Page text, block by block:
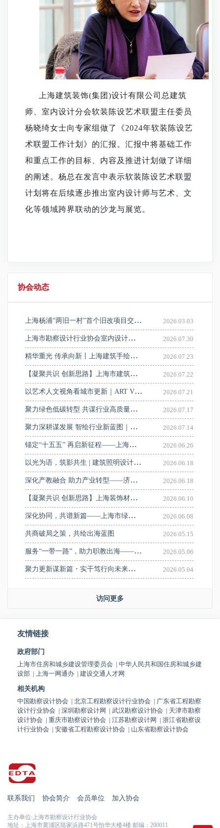
上海建筑装饰(集团)设计有限公司总建筑
师
室内设计分会软装陈设艺术联盟主任委员
杨晓绮女士向专家组做了《2024年软装陈设艺
术联盟工作计划》的汇报。汇报中将基础工作
和重点工作的目标、内容及推进计划做了详细
的阐述。杨总在发言中表示软装陈设艺术联盟
计划将在后续逐步推出室内设计师与艺术
文
化等领域跨界联动的沙龙与展览。
协会动态
上海杨浦“两旧一村”首个旧改项目交房，160户居民收到“最好新年礼物” 2026.03.03
上海市勘察设计行业协会室内设计分会召开2026年第二次委员会会议 2026.07.30
精华重光 传承向新丨上海建筑手绘设计图展学术讲座圆满举办 2026.07.23
【凝聚共识 创新思路】上海市建筑装饰材料品牌走进建筑设计院系列活动——走进申都设计集团有限公司 2026.07.22
以艺术人文视角看城市更新｜ART VIEW人文艺术城市更新专题研讨会顺利举办 2026.07.21
聚力绿色低碳转型 共谋行业高质量发展——协会工业设计分会会员（理事）大会在惠生工程顺利召开 2026.07.17
聚力深耕谋发展 智绘行业新蓝图｜上海市勘察设计行业协会建筑设计分会二届二次会员大会圆满召开 2026.07.14
锚定“十五五” 再启新征程——上海市勘察设计行业协会召开九届七次理事会 2026.06.26
以光为语，筑影共生 | 建筑照明设计与技术交流会圆满举办 2026.06.18
深化产教融合 助力产业转型——济光学院校长贺鹏飞带队赴华东建筑设计研究院访企拓岗 2026.06.18
【凝聚共识 创新思路】上海装饰材料品牌走进建筑设计院系列活动——走进中国建筑上海设计研究院有限公司 2026.06.10
深化协同，共谱新篇——上海市绿色建筑协会来访交流座谈 2026.06.08
共商破局之策，共绘出海蓝图 2026.05.15
服务“一带一路”，助力职教出海——济光学院举行中亚人居环境创新中心揭牌暨“AI+人居环境”国际教学工作坊启动仪式 2026.05.06
聚力更新谋新篇・实干笃行向未来——上设协城市更新分会组织参观上海大歌剧院并顺利召开一届七次会长会议 2026.05.04
访问更多
友情链接
政府部门
上海市住房和城乡建设管理委员会 | 中华人民共和国住房和城乡建
设部 | 上海一网通办 | 建设交通人才网
相关机构
中国勘察设计协会 | 北京工程勘察设计行业协会 | 广东省工程勘察
设计行业协会 | 深圳勘察设计网 | 武汉勘察设计协会 | 天津市勘察
设计协会 | 重庆市勘察设计协会 | 江苏勘察设计网 | 浙江省勘察设
计行业协会 | 安徽省工程勘察设计协会 | 山东省勘察设计协会
主办单位:上海市勘察设计行业协会
地址：上海市黄浦区陆家浜路471号怡华大楼4楼 邮编：200011
联系我们 协会简介 会员单位 加入协会